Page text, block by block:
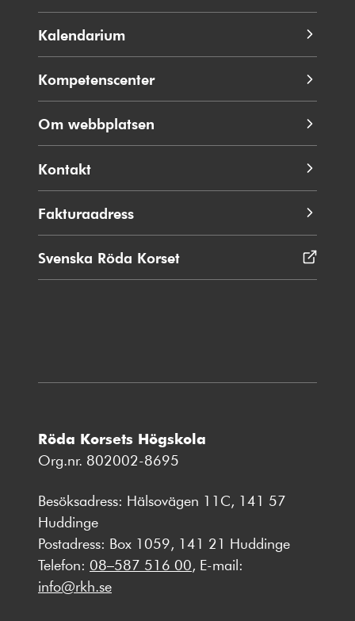
Kalendarium
Kompetenscenter
Om webbplatsen
Kontakt
Fakturaadress
Svenska Röda Korset
i
Röda Korsets Högskola
Org.nr. 802002-8695
Besöksadress: Hälsovägen 11C, 141 57
Huddinge
Postadress: Box 1059, 141 21 Huddinge
Telefon: 08–587 516 00, E-mail:
info@rkh.se